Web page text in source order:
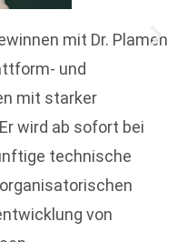
mit Dr. Plamen
und
mit starker
wird ab sofort bei
technische
von